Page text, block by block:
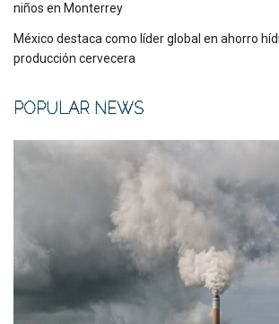
niños en Monterrey
México destaca como líder global en ahorro
producción cervecera
POPULAR NEWS